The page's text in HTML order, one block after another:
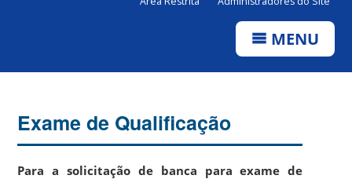
MENU
Exame de Qualificação
Para a solicitação de banca para exame de